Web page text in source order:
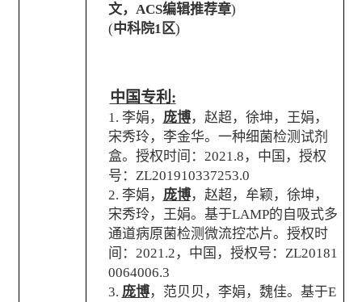
文， ACS编辑推荐章)
(中科院1 区)
中国专利 :
1. 李娟， 庞博，赵超，徐坤，王娟，
宋秀玲，李金华。一种细菌检测试剂
盒。授权时间： 2021.8 ，中国，授权
号： ZL201910337253.0
2. 李娟， 庞博，赵超，牟颖，徐坤，
宋秀玲，王娟。基于LAMP的自吸式多
通道病原菌检测微流控芯片。授权时
间： 2021.2 ，中国，授权号： ZL20181
0064006.3
3. 庞博，范贝贝，李娟，魏佳。基于E